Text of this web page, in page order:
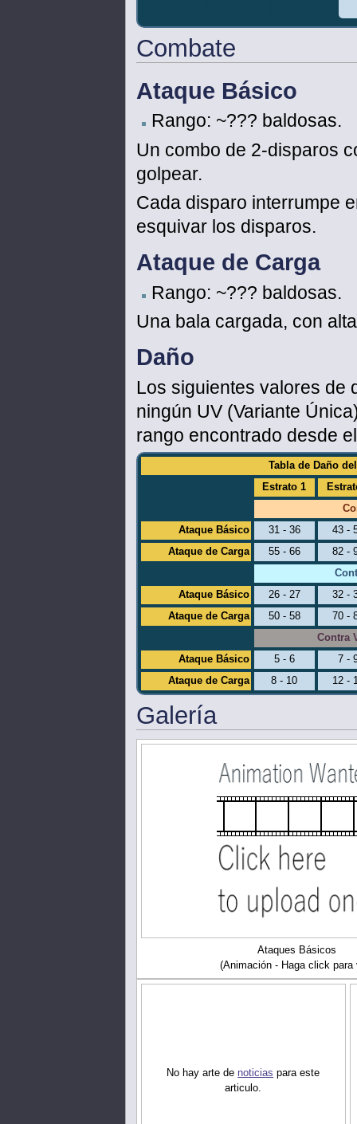
Combate
Ataque Básico
Rango: ~??? baldosas.
Un combo de 2-disparos
golpear.
Cada disparo interrumpe
esquivar los disparos.
Ataque de Carga
Rango: ~??? baldosas.
Una bala cargada, con
Daño
Los siguientes valores de
ningún UV (Variante
rango encontrado desde
Tabla de Daño
Estrato 1
Ataque Básico
31 - 36
43 -
Ataque de Carga
55 - 66
82 -
Ataque Básico
26 - 27
32 -
Ataque de Carga
50 - 58
70 -
Contra
Ataque Básico
5 - 6
7 -
Ataque de Carga
8 - 10 12 -
Galería
Ataques Básicos
(Animación - Haga click para
No hay arte de noticias para este
articulo.